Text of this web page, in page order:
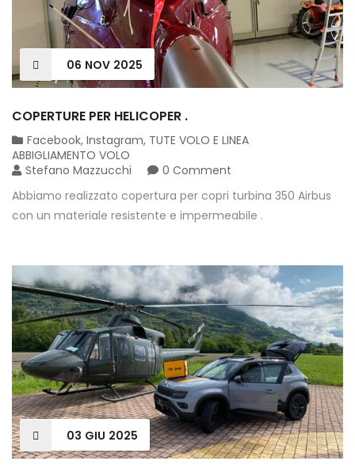
06 NOV 2025
COPERTURE PER HELICOPER .
Facebook, Instagram, TUTE VOLO E LINEA
ABBIGLIAMENTO VOLO
Stefano Mazzucchi
0 Comment
Abbiamo realizzato copertura per copri turbina 350 Airbus
con un materiale resistente e impermeabile .
03 GIU 2025